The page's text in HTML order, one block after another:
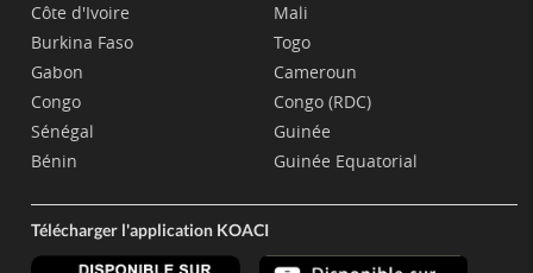
Côte d'Ivoire
Burkina Faso
Gabon
Congo
Sénégal
Bénin
Mali
Togo
Cameroun
Congo (RDC)
Guinée
Guinée Equatorial
Télécharger l'application KOACI